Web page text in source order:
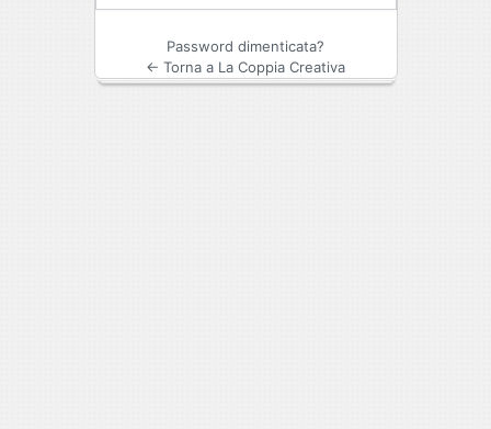
Password dimenticata?
← Torna a La Coppia Creativa